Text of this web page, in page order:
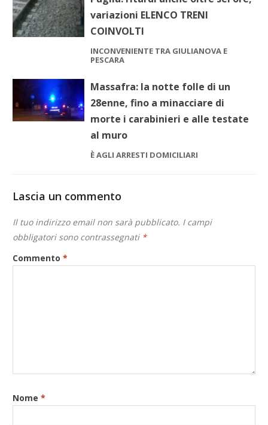
variazioni ELENCO TRENI
COINVOLTI
INCONVENIENTE TRA GIULIANOVA E
PESCARA
Massafra: la notte folle di un
28enne, fino a minacciare di
morte i carabinieri e alle testate
al muro
È AGLI ARRESTI DOMICILIARI
Lascia un commento
Il tuo indirizzo email non sarà pubblicato. I campi
obbligatori sono contrassegnati *
Commento*
Nome*